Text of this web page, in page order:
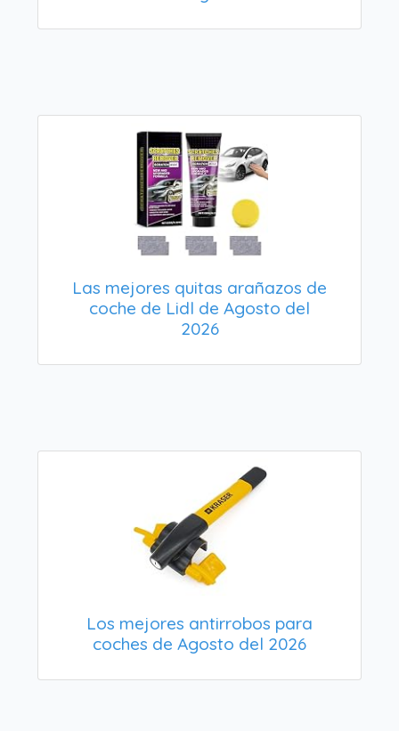
Las mejores quitas arañazos de
coche de Lidl de Agosto del
2026
Los mejores antirrobos para
coches de Agosto del 2026